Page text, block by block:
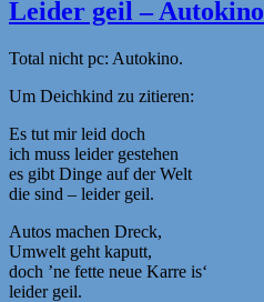
Leider geil – Autokino
Total nicht pc: Autokino.
Um Deichkind zu zitieren:
Es tut mir leid doch
ich muss leider gestehen
es gibt Dinge auf der Welt
die sind – leider geil.
Autos machen Dreck,
Umwelt geht kaputt,
doch ’ne fette neue Karre is‘
leider geil.